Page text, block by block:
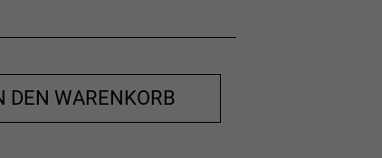
DEN WARENKORB